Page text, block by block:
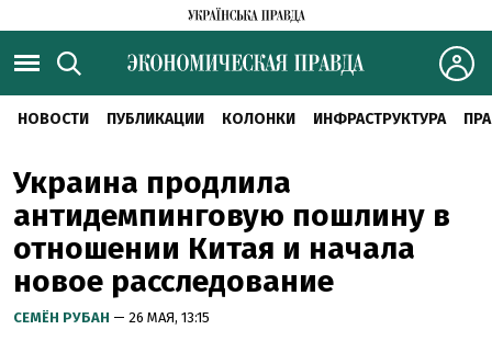
НОВОСТИ ПУБЛИКАЦИИ КОЛОНКИ ИНФРАСТРУКТУРА
Украина продлила
антидемпинговую пошлину в
отношении Китая и начала
новое расследование
СЕМЁН РУБАН — 26 МАЯ, 13:15